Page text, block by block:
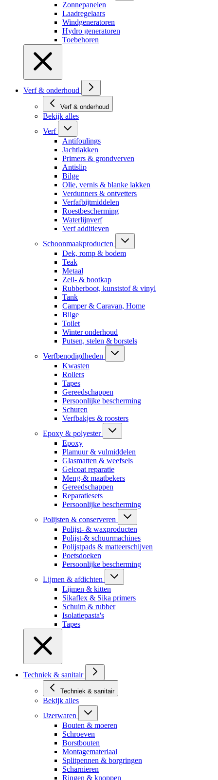
Zonnepanelen
Laadregelaars
Windgeneratoren
Hydro generatoren
Toebehoren
Verf & onderhoud
Verf & onderhoud
Bekijk alles
Verf
Antifoulings
Jachtlakken
Primers & grondverven
Antislip
Bilge
Olie, vernis & blanke lakken
Verdunners & ontvetters
Verfafbijtmiddelen
Roestbescherming
Waterlijnverf
Verf additieven
Schoonmaakproducten
Dek, romp & bodem
Teak
Metaal
Zeil- & bootkap
Rubberboot, kunststof & vinyl
Tank
Camper & Caravan, Home
Bilge
Toilet
Winter onderhoud
Putsen, stelen & borstels
Verfbenodigdheden
Kwasten
Rollers
Tapes
Gereedschappen
Persoonlijke bescherming
Schuren
Verfbakjes & roosters
Epoxy & polyester
Epoxy
Plamuur & vulmiddelen
Glasmatten & weefsels
Gelcoat reparatie
Meng-& maatbekers
Gereedschappen
Reparatiesets
Persoonlijke bescherming
Polijsten & conserveren
Polijst- & waxproducten
Polijst-& schuurmachines
Polijstpads & matteerschijven
Poetsdoeken
Persoonlijke bescherming
Lijmen & afdichten
Lijmen & kitten
Sikaflex & Sika primers
Schuim & rubber
Isolatiepasta's
Tapes
Techniek & sanitair
Techniek & sanitair
Bekijk alles
IJzerwaren
Bouten & moeren
Schroeven
Borstbouten
Montagemateriaal
Splitpennen & borgringen
Scharnieren
Ringen & knoppen